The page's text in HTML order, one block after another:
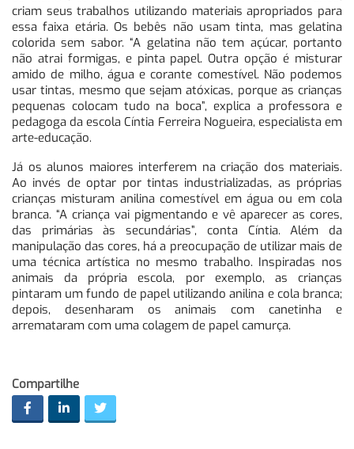
criam seus trabalhos utilizando materiais apropriados para
essa faixa etária. Os bebês não usam tinta, mas gelatina
colorida sem sabor. “A gelatina não tem açúcar, portanto
não atrai formigas, e pinta papel. Outra opção é misturar
amido de milho, água e corante comestível. Não podemos
usar tintas, mesmo que sejam atóxicas, porque as crianças
pequenas colocam tudo na boca”, explica a professora e
pedagoga da escola Cíntia Ferreira Nogueira, especialista em
arte-educação.
Já os alunos maiores interferem na criação dos materiais.
Ao invés de optar por tintas industrializadas, as próprias
crianças misturam anilina comestível em água ou em cola
branca. “A criança vai pigmentando e vê aparecer as cores,
das primárias às secundárias”, conta Cíntia. Além da
manipulação das cores, há a preocupação de utilizar mais de
uma técnica artística no mesmo trabalho. Inspiradas nos
animais da própria escola, por exemplo, as crianças
pintaram um fundo de papel utilizando anilina e cola branca;
depois, desenharam os animais com canetinha e
arremataram com uma colagem de papel camurça.
Compartilhe